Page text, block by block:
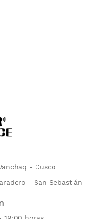
- Cusco
- San Sebastián